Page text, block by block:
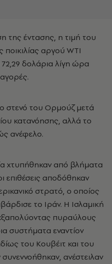
της έντασης, η τιμή του
ποικιλίας αργού WTI
δολάρια λίγη ώρα
στενό του Ορμούζ μετά
κατανόησης, αλλά το
ανέφελο.
χτυπήθηκαν από βλήματα
αποδόθηκαν
στρατό, ο οποίος
το Ιράν. Η Ισλαμική
πυραύλους
συστήματα εναντίον
του Κουβέιτ και του
ανέστειλαν